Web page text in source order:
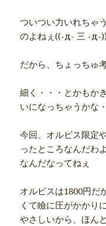
ついつい力いれちゃ
のよねぇ((-д- 三 -д-
だから、ちょっちゅ
細く・・・とかもか
いになっちゃうかな
今回、オルビス限定
ったところなんだわ
なんだなってねぇ
オルビスは1800円だ
くて瞼に圧がかかり
やさしいから、ほん